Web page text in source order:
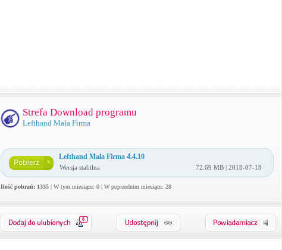
Strefa Download programu
Lefthand Mała Firma
Lefthand Mała Firma 4.4.10
Wersja stabilna 72.69 MB | 2018-07-18
Ilość pobrań: 1335| W tym miesiącu: 0 | W poprzednim miesiącu: 28
0